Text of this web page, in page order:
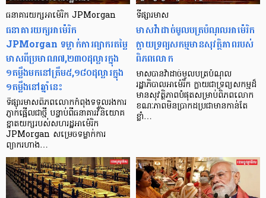
​ធនាគារយក្ស​អាម៉េរិក JPMorgan
​ធនាគារយក្ស​អាម៉េរិក
JPMorgan ទម្លាក់ការព្យាករតម្លៃ
មាសពីប្រមាណ៧,២៣០ដុល្លារក្នុង​
១តម្លឹង​មកនៅ​ត្រឹម៥,១៨០ដុល្លារក្នុង​
១តម្លឹង​នៅឆ្នាំនេះ
ទីផ្សារមាសពិភពលោកកំពុងទទួលរងការ
ភ្ញាក់ផ្អើលជាថ្មី បន្ទាប់ពីធនាគារវិនិយោគ
ខ្នាតយក្សរបស់​សហ​រដ្ឋអាម៉េរិក
JPMorgan សម្រេចទម្លាក់ការ
ព្យាករហាង…
ទីផ្សារមាស
មាសវ៉ាដាច់មូលបត្របំណុលអាម៉េរិក
ក្លាយទ្រព្យសកម្មមានសុវត្ថិភាពរបស់
ពិភពលោក
មាសបានវ៉ាដាច់មូលបត្របំណុល
រដ្ឋាភិបាលអាម៉េរិក ក្លាយជាទ្រព្យសកម្មដ៏
មានសុវត្ថិភាពបំផុតសម្រាប់​ពិភពលោក
ខណៈភាពមិនប្រាកដប្រជា​​មានកាន់​តែ
ខ្លាំ…